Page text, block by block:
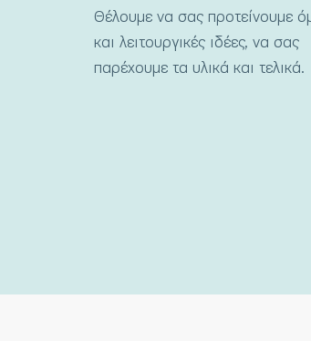
Θέλουμε να σας προτείνουμε
και λειτουργικές ιδέες, να σας
παρέχουμε τα υλικά και τελικά.